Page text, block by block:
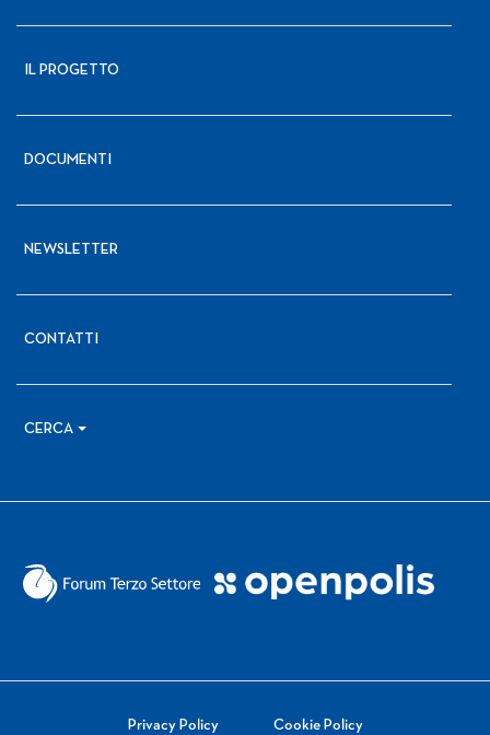
IL PROGETTO
DOCUMENTI
NEWSLETTER
CONTATTI
CERCA
Privacy Policy Cookie Policy